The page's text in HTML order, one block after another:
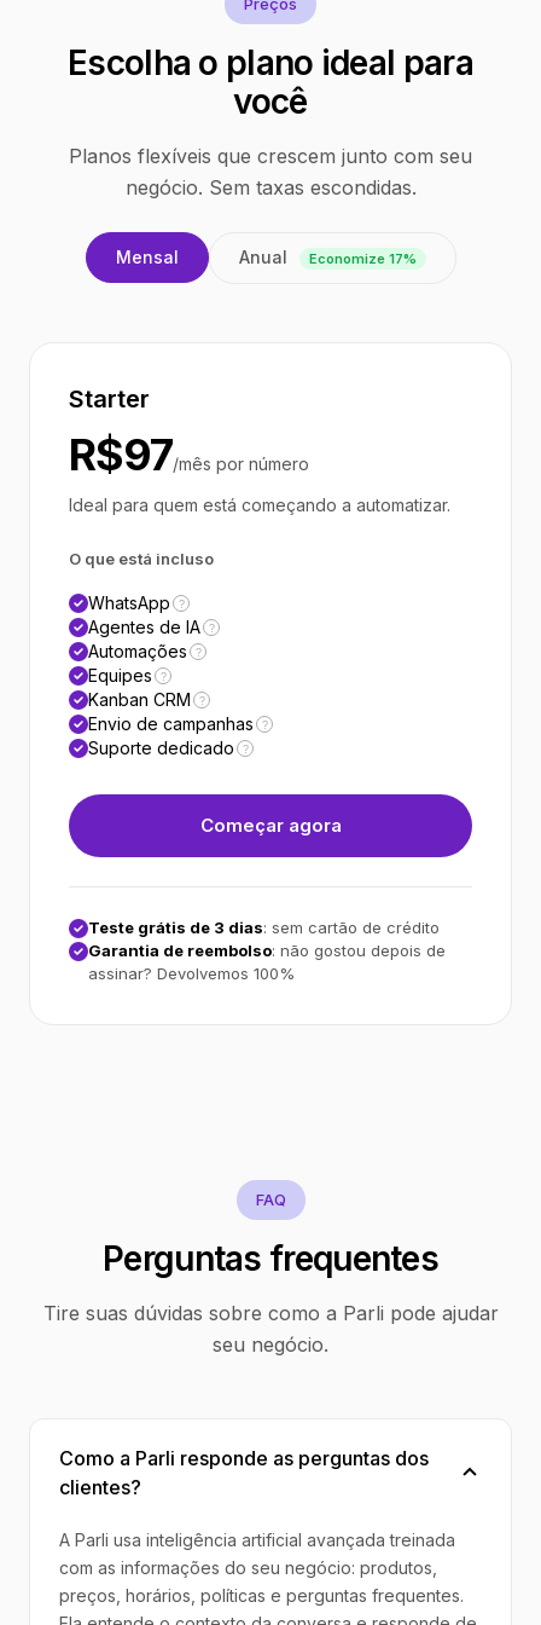
Escolha o plano ideal para
você
Planos flexíveis que crescem junto com seu
negócio. Sem taxas escondidas.
Mensal Anual Economize 17%
Starter
R$97/mês por número
Ideal para quem está começando a automatizar.
O que está incluso
WhatsApp ?
Agentes de IA ?
Automações ?
Equipes ?
Kanban CRM ?
Envio de campanhas ?
Suporte dedicado ?
Começar agora
Teste grátis de 3 dias: sem cartão de crédito
Garantia de reembolso: não gostou depois de
assinar? Devolvemos 100%
FAQ
Perguntas frequentes
Tire suas dúvidas sobre como a Parli pode ajudar
seu negócio.
Como a Parli responde as perguntas dos
clientes?
A Parli usa inteligência artificial avançada treinada
com as informações do seu negócio: produtos,
preços, horários, políticas e perguntas frequentes.